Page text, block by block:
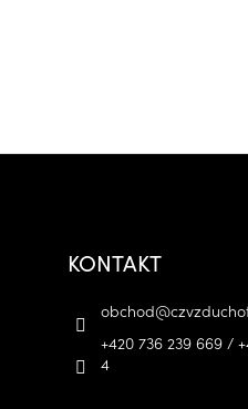
KONTAKT
obchod@
+420 736 239 669 /
4